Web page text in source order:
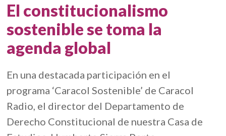
El constitucionalismo
sostenible se toma la
agenda global
En una destacada participación en el
programa ‘Caracol Sostenible’ de Caracol
Radio, el director del Departamento de
Derecho Constitucional de nuestra Casa de